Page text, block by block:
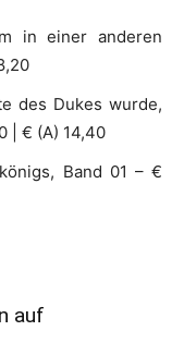
in einer anderen
des Dukes wurde,
| € (A) 14,40
Band 01 – €
auf